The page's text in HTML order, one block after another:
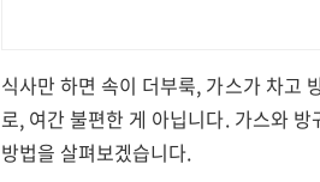
식사만 하면 속이 더부룩, 가스가 차고
로, 여간 불편한 게 아닙니다. 가스와
방법을 살펴보겠습니다.